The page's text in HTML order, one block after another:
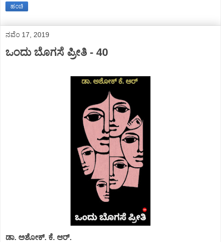
ಹಂಚಿ
ನವೆಂ 17, 2019
ಒಂದು ಬೊಗಸೆ ಪ್ರೀತಿ - 40
ಡಾ. ಅಶೋಕ್.‌ ಕೆ. ಆರ್.‌